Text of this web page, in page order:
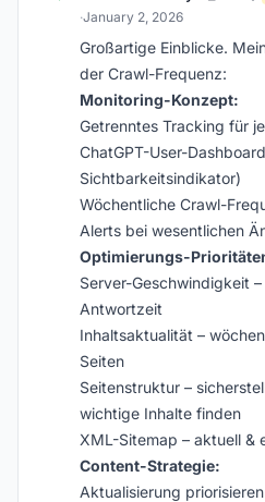
·January 2, 2026
Großartige Einblicke.
der Crawl-Frequenz:
Monitoring-Konzept:
Getrenntes Tracking für
ChatGPT-User-
Sichtbarkeitsindikator)
Wöchentliche Crawl-
Alerts bei wesentlichen
Optimierungs-
Server-Geschwindigkeit
Antwortzeit
Inhaltsaktualität –
Seiten
Seitenstruktur –
wichtige Inhalte finden
XML-Sitemap – aktuell &
Content-Strategie:
Aktualisierung